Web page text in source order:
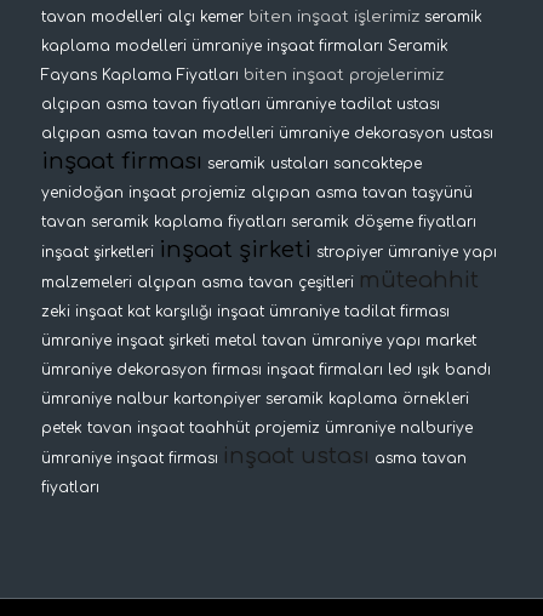
tavan modelleri alçı kemer biten inşaat işlerimiz seramik
kaplama modelleri ümraniye inşaat firmaları Seramik
Fayans Kaplama Fiyatları biten inşaat projelerimiz
alçıpan asma tavan fiyatları ümraniye tadilat ustası
alçıpan asma tavan modelleri ümraniye dekorasyon ustası
inşaat firması seramik ustaları sancaktepe
yenidoğan inşaat projemiz alçıpan asma tavan taşyünü
tavan seramik kaplama fiyatları seramik döşeme fiyatları
inşaat şirketleri inşaat şirketi stropiyer ümraniye yapı
malzemeleri alçıpan asma tavan çeşitleri müteahhit
zeki inşaat kat karşılığı inşaat ümraniye tadilat firması
ümraniye inşaat şirketi metal tavan ümraniye yapı market
ümraniye dekorasyon firması inşaat firmaları led ışık bandı
ümraniye nalbur kartonpiyer seramik kaplama örnekleri
petek tavan inşaat taahhüt projemiz ümraniye nalburiye
ümraniye inşaat firması inşaat ustası asma tavan
fiyatları